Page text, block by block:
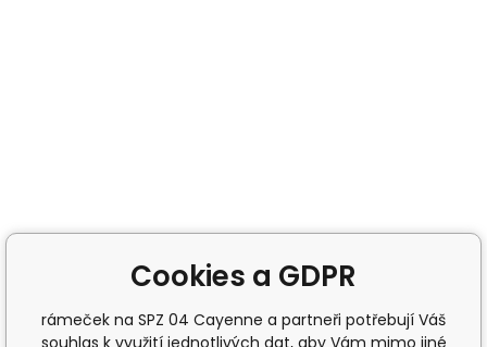
Cookies a GDPR
rámeček na SPZ 04 Cayenne a partneři potřebují Váš
souhlas k využití jednotlivých dat, aby Vám mimo jiné